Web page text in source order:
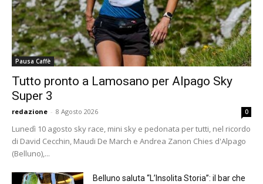
Pausa Caffè
Tutto pronto a Lamosano per Alpago Sky
Super 3
redazione - 8 Agosto 2026 0
Lunedì 10 agosto sky race, mini sky e pedonata per tutti, nel ricordo
di David Cecchin, Maudi De March e Andrea Zanon Chies d'Alpago
(Belluno),...
Belluno saluta “L’Insolita Storia”: il bar che